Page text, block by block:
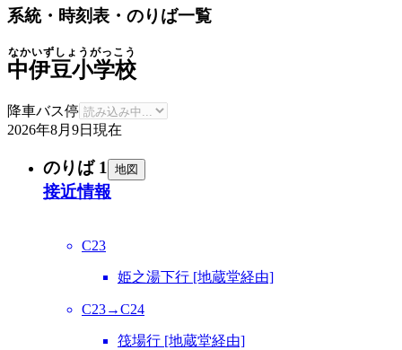
系統・時刻表・のりば一覧
中伊豆小学校
なかいずしょうがっこう
降車バス停
2026年8月9日 現在
のりば 1 地図
接近情報
C23
姫之湯下行 [地蔵堂経由]
C23→C24
筏場行 [地蔵堂経由]